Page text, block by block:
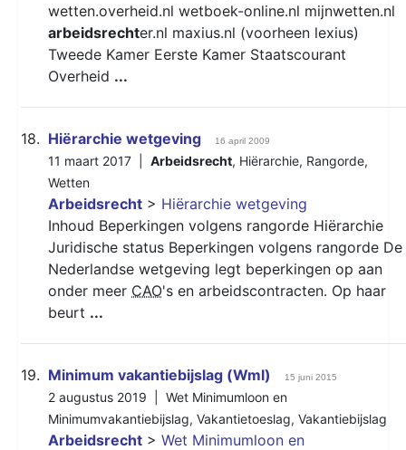
wetten.overheid.nl wetboek-online.nl mijnwetten.nl
arbeidsrechter.nl maxius.nl (voorheen lexius)
Tweede Kamer Eerste Kamer Staatscourant
Overheid ...
18. Hiërarchie wetgeving 16 april 2009
11 maart 2017 | Arbeidsrecht, Hiërarchie, Rangorde,
Wetten
Arbeidsrecht > Hiërarchie wetgeving
Inhoud Beperkingen volgens rangorde Hiërarchie
Juridische status Beperkingen volgens rangorde De
Nederlandse wetgeving legt beperkingen op aan
onder meer CAO's en arbeidscontracten. Op haar
beurt ...
19. Minimum vakantiebijslag (Wml) 15 juni 2015
2 augustus 2019 | Wet Minimumloon en
Minimumvakantiebijslag, Vakantietoeslag, Vakantiebijslag
Arbeidsrecht > Wet Minimumloon en